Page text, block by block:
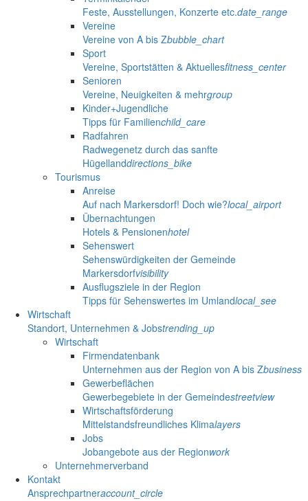
Feste, Ausstellungen, Konzerte etc.date_range
Vereine
Vereine von A bis Zbubble_chart
Sport
Vereine, Sportstätten & Aktuellesfitness_center
Senioren
Vereine, Neuigkeiten & mehrgroup
Kinder+Jugendliche
Tipps für Familienchild_care
Radfahren
Radwegenetz durch das sanfte
Hügellanddirections_bike
Tourismus
Anreise
Auf nach Markersdorf! Doch wie?local_airport
Übernachtungen
Hotels & Pensionenhotel
Sehenswert
Sehenswürdigkeiten der Gemeinde
Markersdorfvisibility
Ausflugsziele in der Region
Tipps für Sehenswertes im Umlandlocal_see
Wirtschaft
Standort, Unternehmen & Jobstrending_up
Wirtschaft
Firmendatenbank
Unternehmen aus der Region von A bis Zbusiness
Gewerbeflächen
Gewerbegebiete in der Gemeindestreetview
Wirtschaftsförderung
Mittelstandsfreundliches Klimalayers
Jobs
Jobangebote aus der Regionwork
Unternehmerverband
Kontakt
Ansprechpartneraccount_circle